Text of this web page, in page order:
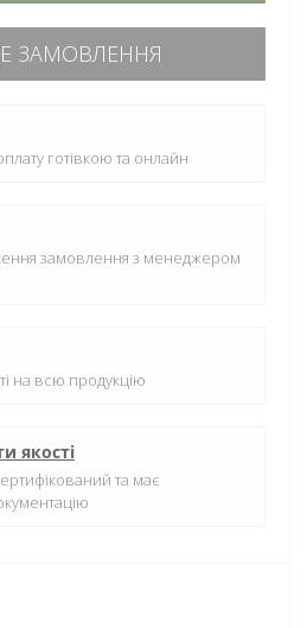
ЗАМОВЛЕННЯ
готівкою та онлайн
замовлення з менеджером
на всю продукцію
якості
та має